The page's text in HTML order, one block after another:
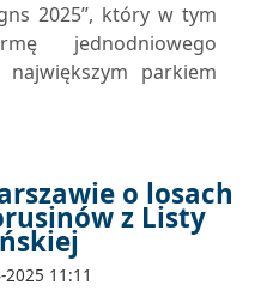
2025”, który w tym
jednodniowego
parkiem
o losach
z Listy
2025 11:11